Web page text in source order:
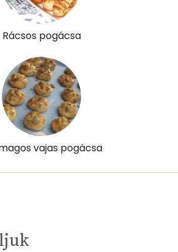
Rácsos pogácsa
vajas pogácsa